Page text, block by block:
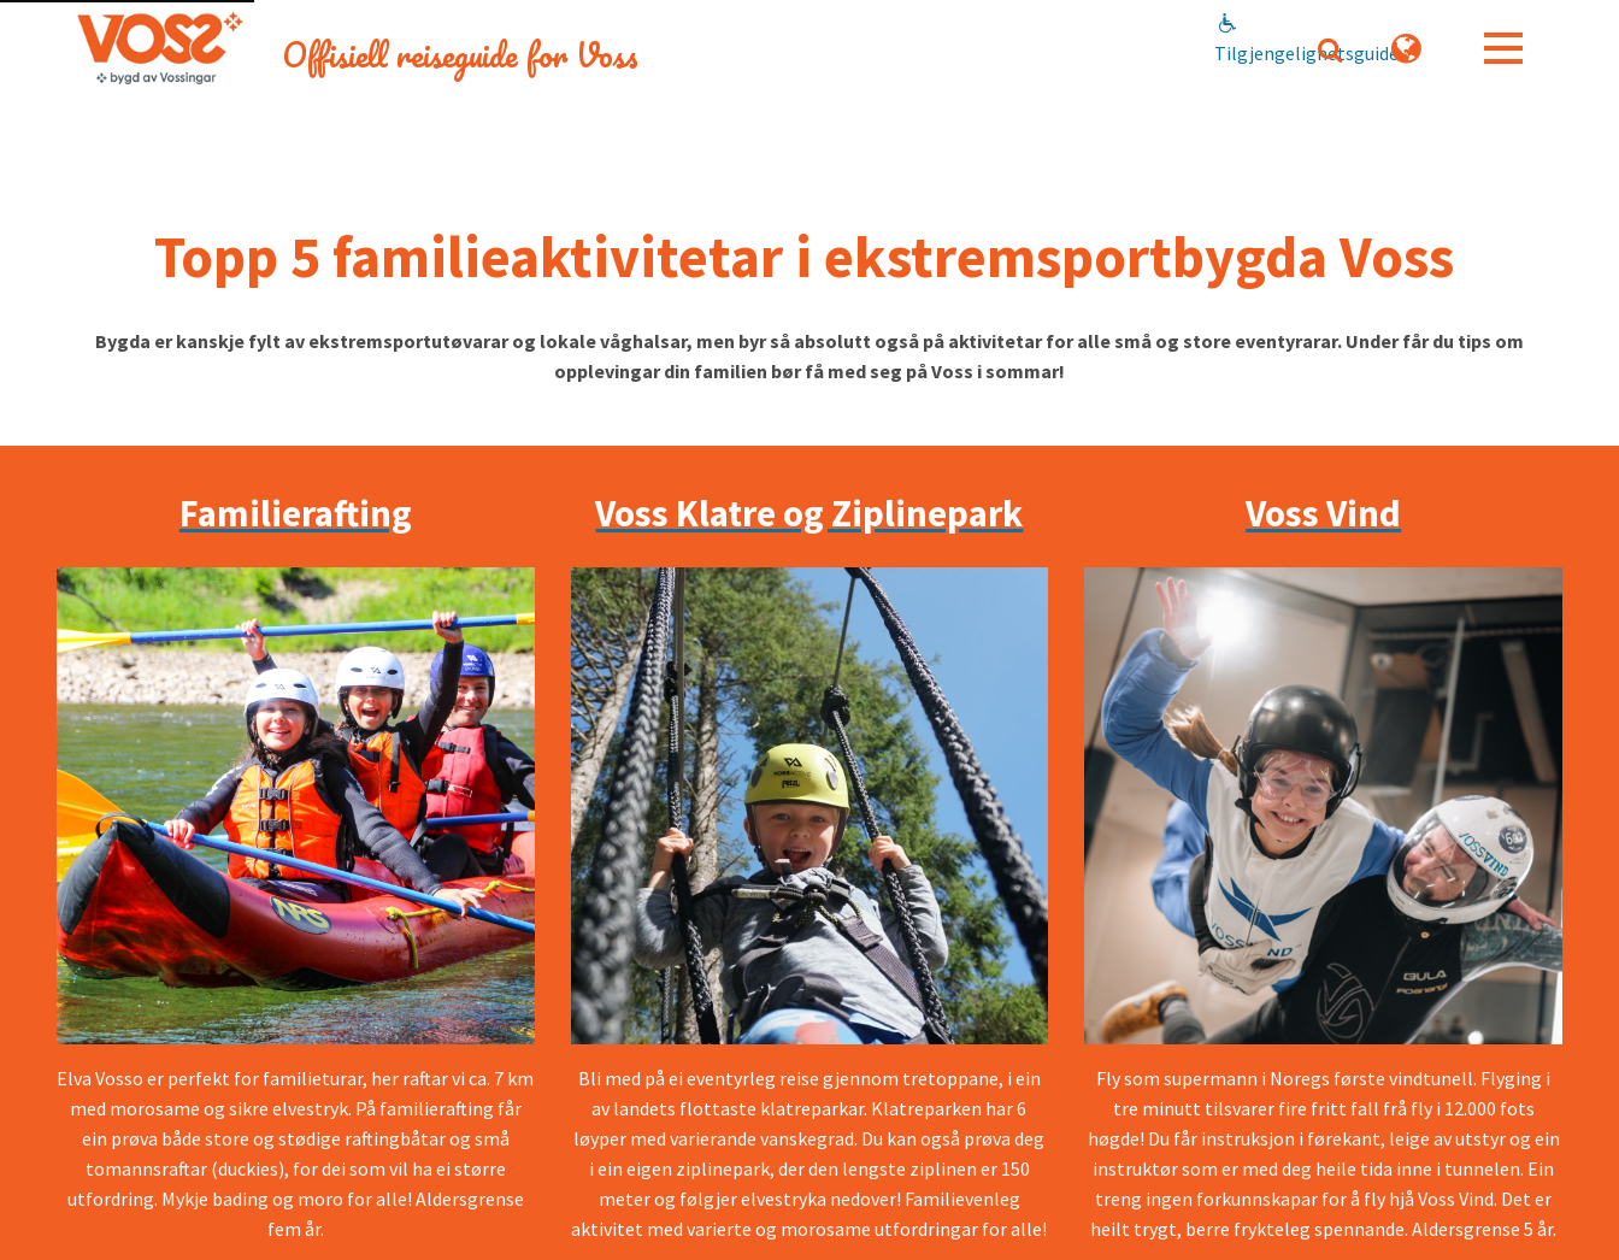
Offisiell reiseguide for Voss Tilgjengelighetsguide
Topp 5 familieaktivitetar i ekstremsportbygda Voss
Bygda er kanskje fylt av ekstremsportutøvarar og lokale våghalsar, men byr så absolutt også på aktivitetar for alle små og store eventyrarar. Under får du tips om
opplevingar din familien bør få med seg på Voss i sommar!
Familierafting
Elva Vosso er perfekt for familieturar, her raftar vi ca. 7 km
med morosame og sikre elvestryk. På familierafting får
ein prøva både store og stødige raftingbåtar og små
tomannsraftar (duckies), for dei som vil ha ei større
utfordring. Mykje bading og moro for alle! Aldersgrense
fem år.
Voss Klatre og Ziplinepark
Bli med på ei eventyrleg reise gjennom tretoppane, i ein
av landets flottaste klatreparkar. Klatreparken har 6
løyper med varierande vanskegrad. Du kan også prøva deg
i ein eigen ziplinepark, der den lengste ziplinen er 150
meter og følgjer elvestryka nedover! Familievenleg
aktivitet med varierte og morosame utfordringar for alle!
Voss Vind
Fly som supermann i Noregs første vindtunell. Flyging i
tre minutt tilsvarer fire fritt fall frå fly i 12.000 fots
høgde! Du får instruksjon i førekant, leige av utstyr og ein
instruktør som er med deg heile tida inne i tunnelen. Ein
treng ingen forkunnskapar for å fly hjå Voss Vind. Det er
heilt trygt, berre frykteleg spennande. Aldersgrense 5 år.